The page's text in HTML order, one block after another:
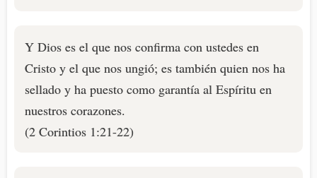
Y Dios es el que nos confirma con ustedes en
Cristo y el que nos ungió; es también quien nos ha
sellado y ha puesto como garantía al Espíritu en
nuestros corazones.
(2 Corintios 1:21-22)